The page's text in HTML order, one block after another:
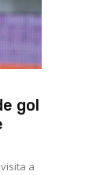
gol
a